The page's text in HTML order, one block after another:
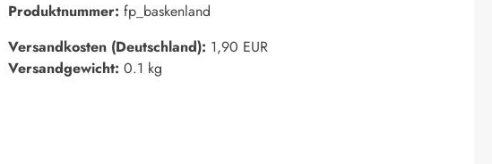
Produktnummer: fp_baskenland
Versandkosten (Deutschland): 1,90 EUR
Versandgewicht: 0.1 kg